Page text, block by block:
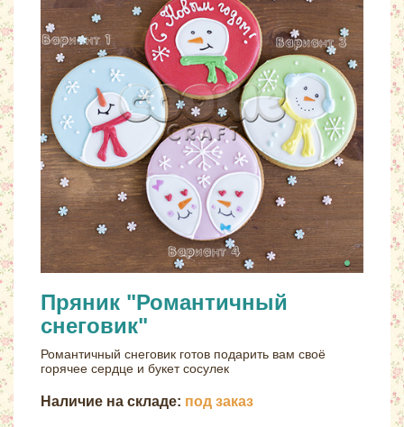
Пряник "Романтичный
снеговик"
Романтичный снеговик готов подарить вам своё
горячее сердце и букет сосулек
Наличие на складе: под заказ